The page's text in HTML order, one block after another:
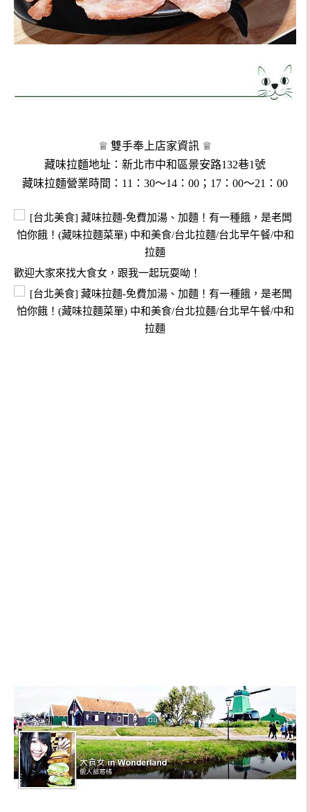
♕ 雙手奉上店家資訊 ♕
藏味拉麵地址：新北市中和區景安路132巷1號
藏味拉麵營業時間：11：30～14：00；17：00～21：00
歡迎大家來找大食女，跟我一起玩耍呦！